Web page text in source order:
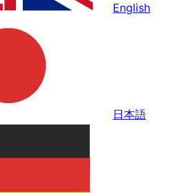
English
日本語